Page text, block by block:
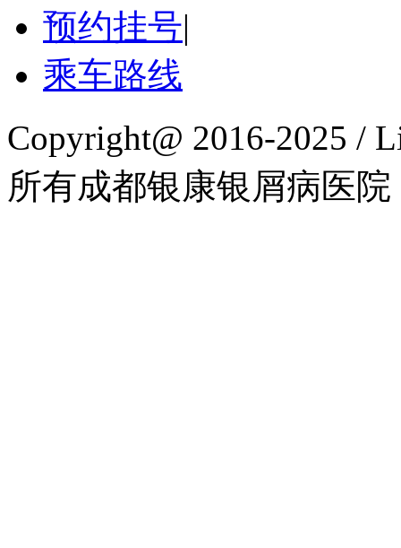
预约挂号|
乘车路线
Copyright@ 2016-2025 /
所有成都银康银屑病医院